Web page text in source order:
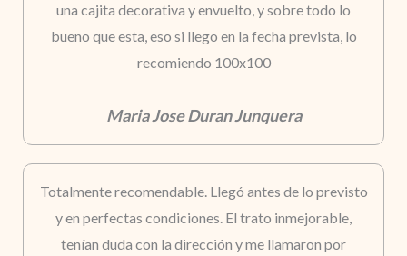
una cajita decorativa y envuelto, y sobre todo lo
bueno que esta, eso si llego en la fecha prevista, lo
recomiendo 100x100
Maria Jose Duran Junquera
Totalmente recomendable. Llegó antes de lo previsto
y en perfectas condiciones. El trato inmejorable,
tenían duda con la dirección y me llamaron por